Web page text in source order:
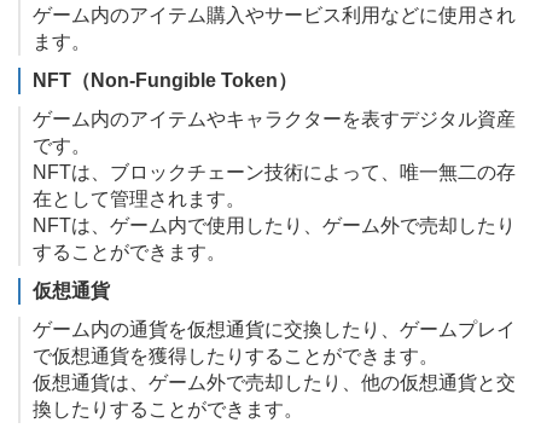
ゲーム内のアイテム購入やサービス利用などに使用され
ます。
NFT（Non-Fungible Token）
ゲーム内のアイテムやキャラクターを表すデジタル資産
です。
NFTは、ブロックチェーン技術によって、唯一無二の存
在として管理されます。
NFTは、ゲーム内で使用したり、ゲーム外で売却したり
することができます。
仮想通貨
ゲーム内の通貨を仮想通貨に交換したり、ゲームプレイ
で仮想通貨を獲得したりすることができます。
仮想通貨は、ゲーム外で売却したり、他の仮想通貨と交
換したりすることができます。